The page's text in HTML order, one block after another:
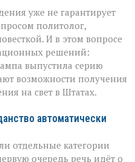
меняет
правила
гражданства:
что
теперь
с
правом
по
рождению
уже не гарантирует
политолог,
И в этом вопросе
решений:
выпустила серию
возможности получения
на свет в Штатах.
автоматически
отдельные категории
очередь речь идёт о